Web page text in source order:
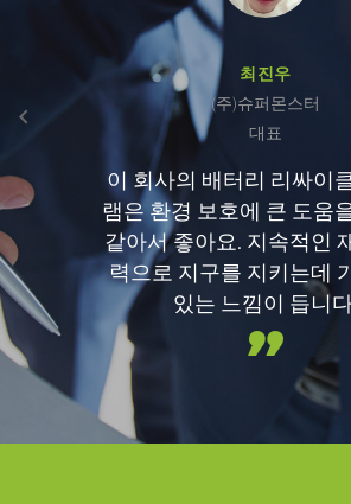
최진우
(주)슈퍼몬스터
대표
이 회사의 배터리 리싸이
램은 환경 보호에 큰 도움
같아서 좋아요. 지속적인
력으로 지구를 지키는데
있는 느낌이 듭니